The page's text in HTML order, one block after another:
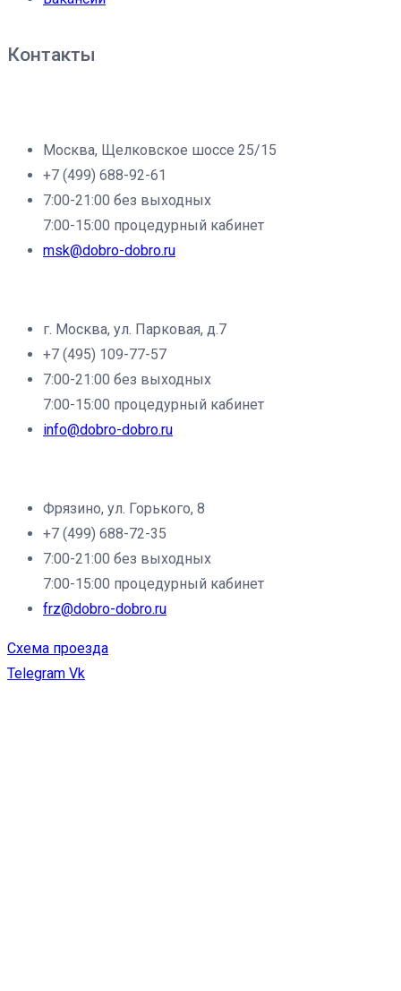
Контакты
Москва, Щелковское шоссе 25/15
+7 (499) 688-92-61
7:00-21:00 без выходных
7:00-15:00 процедурный кабинет
msk@dobro-dobro.ru
г. Москва, ул. Парковая, д.7
+7 (495) 109-77-57
7:00-21:00 без выходных
7:00-15:00 процедурный кабинет
info@dobro-dobro.ru
Фрязино, ул. Горького, 8
+7 (499) 688-72-35
7:00-21:00 без выходных
7:00-15:00 процедурный кабинет
frz@dobro-dobro.ru
Схема проезда
Telegram Vk